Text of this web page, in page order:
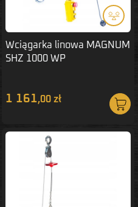
Wciągarka linowa MAGNUM
SHZ 1000 WP
1 161,00 zł